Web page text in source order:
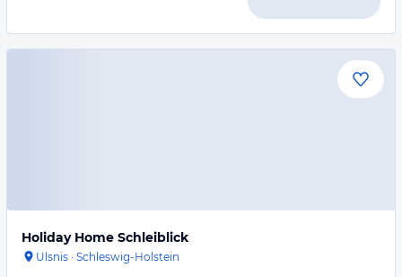
Holiday Home Schleiblick
Ulsnis · Schleswig-Holstein